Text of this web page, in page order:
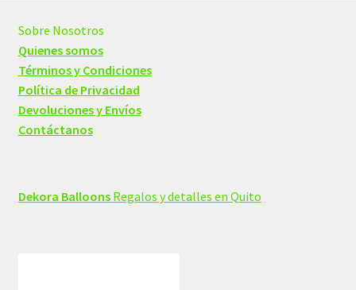
Sobre Nosotros
Quienes somos
Términos y Condiciones
Política de Privacidad
Devoluciones y Envíos
Contáctanos
Dekora BalloonsRegalos y detalles en Quito